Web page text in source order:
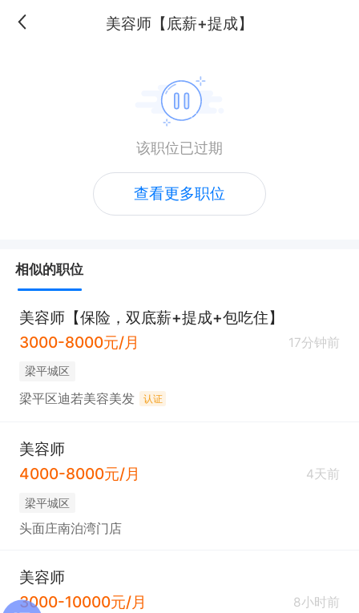
美容师【底薪+提成】
该职位已过期
查看更多职位
相似的职位
美容师【保险，双底薪+提成+包吃住】
3000-8000元/月
17分钟前
梁平城区
梁平区迪若美容美发 认证
美容师
4000-8000元/月
4天前
梁平城区
头面庄南泊湾门店
美容师
3000-10000元/月
8小时前